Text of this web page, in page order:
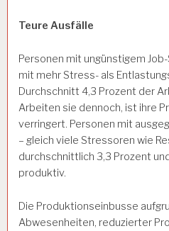
Teure Ausfälle
Personen mit ungünstigem
mit mehr Stress- als
Durchschnitt 4,3 Prozent der
Arbeiten sie dennoch, ist ihre
verringert. Personen mit
– gleich viele Stressoren wie
durchschnittlich 3,3 Prozent
produktiv.
Die Produktionseinbusse
Abwesenheiten, reduzierter